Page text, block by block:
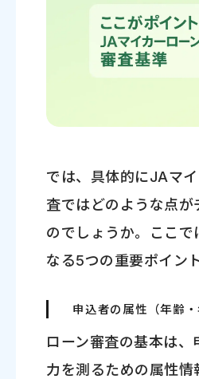
では、具体的にJAマ
査ではどのような点が
のでしょうか。ここで
なる5つの重要ポイン
申込者の属性（年齢・
ローン審査の基本は、
力を測るための属性情